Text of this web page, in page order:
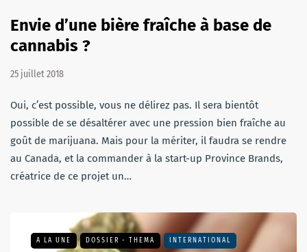
Envie d’une bière fraîche à base de
cannabis ?
25 juillet 2018
Oui, c’est possible, vous ne délirez pas. Il sera bientôt
possible de se désaltérer avec une pression bien fraîche au
goût de marijuana. Mais pour la mériter, il faudra se rendre
au Canada, et la commander à la start-up Province Brands,
créatrice de ce projet un…
A LA UNE DOSSIER - THEMA INTERNATIONAL